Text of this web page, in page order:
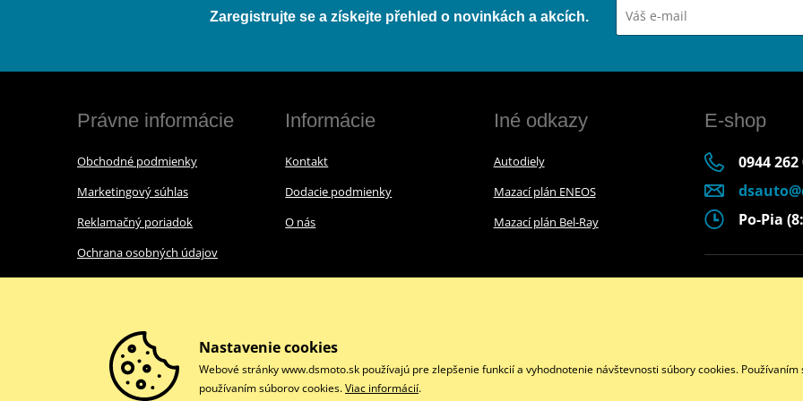
Zaregistrujte se a získejte přehled o novinkách a akcích.
Právne informácie
Obchodné podmienky
Marketingový súhlas
Reklamačný poriadok
Ochrana osobných údajov
Informácie
Kontakt
Dodacie podmienky
O nás
Iné odkazy
Autodiely
Mazací plán ENEOS
Mazací plán Bel-Ray
E-shop
0944 262
Po-Pia
Nastavenie cookies
Webové stránky www.dsmoto.sk používajú pre zlepšenie funkcií a vyhodnotenie návštevnosti súbory cookies. Používaním
používaním súborov cookies.Viac informácií.